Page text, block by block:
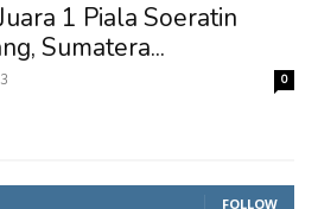
1 Piala Soeratin
Sumatera...
0
FOLLOW